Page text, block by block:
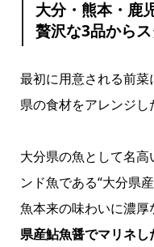
大分・熊本・鹿
贅沢な3品から
最初に用意される前
県の食材をアレンジし
大分県の魚として名
ンド魚である“大分県
魚本来の味わいに濃
県産鮎魚醤でマリネ